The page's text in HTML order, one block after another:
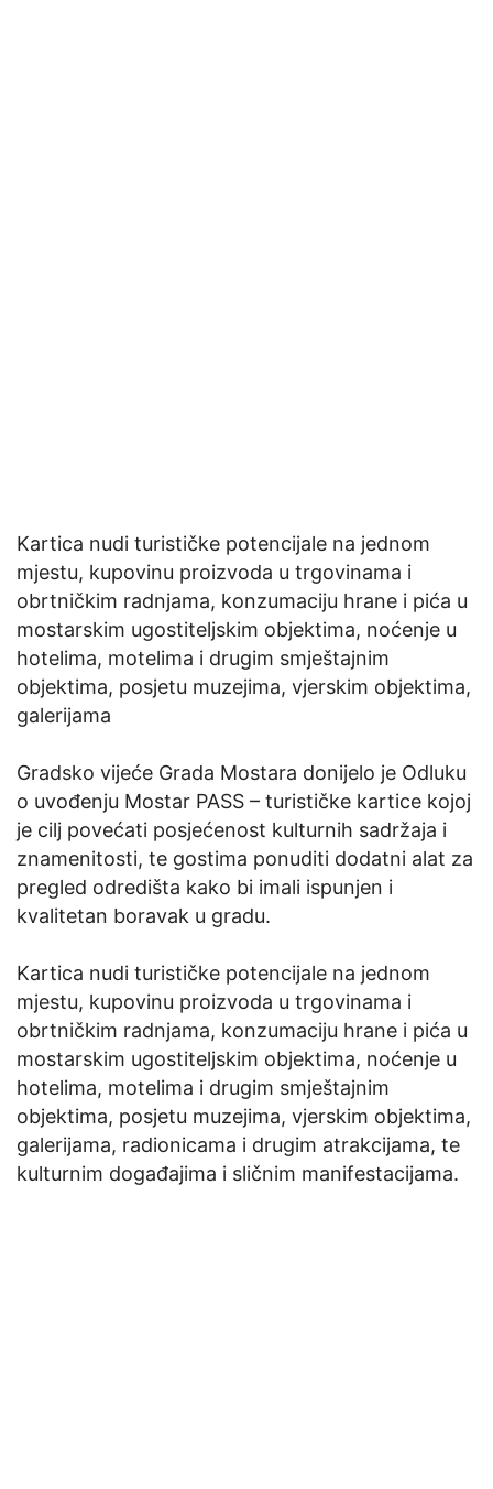
Kartica nudi turističke potencijale na jednom
mjestu, kupovinu proizvoda u trgovinama i
obrtničkim radnjama, konzumaciju hrane i pića u
mostarskim ugostiteljskim objektima, noćenje u
hotelima, motelima i drugim smještajnim
objektima, posjetu muzejima, vjerskim objektima,
galerijama
Gradsko vijeće Grada Mostara donijelo je Odluku
o uvođenju Mostar PASS – turističke kartice kojoj
je cilj povećati posjećenost kulturnih sadržaja i
znamenitosti, te gostima ponuditi dodatni alat za
pregled odredišta kako bi imali ispunjen i
kvalitetan boravak u gradu.
Kartica nudi turističke potencijale na jednom
mjestu, kupovinu proizvoda u trgovinama i
obrtničkim radnjama, konzumaciju hrane i pića u
mostarskim ugostiteljskim objektima, noćenje u
hotelima, motelima i drugim smještajnim
objektima, posjetu muzejima, vjerskim objektima,
galerijama, radionicama i drugim atrakcijama, te
kulturnim događajima i sličnim manifestacijama.